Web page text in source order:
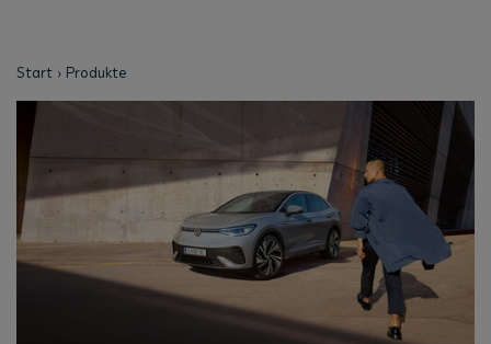
Start Produkte